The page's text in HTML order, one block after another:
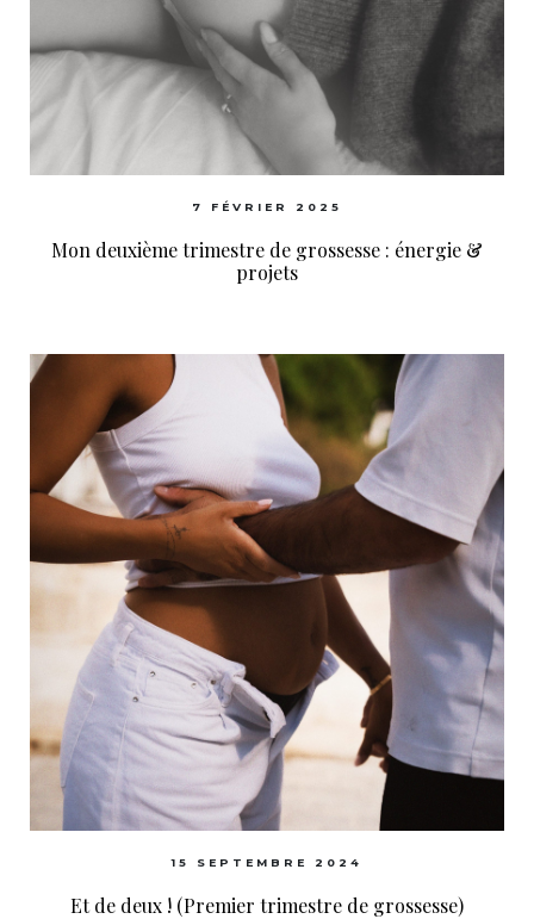
7 FÉVRIER 2025
Mon deuxième trimestre de grossesse : énergie &
projets
15 SEPTEMBRE 2024
Et de deux ! (Premier trimestre de grossesse)